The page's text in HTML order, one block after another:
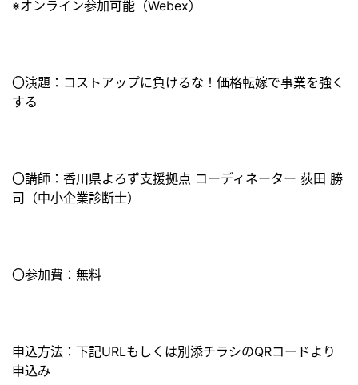
※オンライン参加可能（Webex）
〇演題：コストアップに負けるな！価格転嫁で事業を強く
する
〇講師：香川県よろず支援拠点 コーディネーター 荻田 勝
司（中小企業診断士）
〇参加費：無料
申込方法：下記URLもしくは別添チラシのQRコードより
申込み